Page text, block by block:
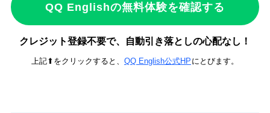
QQ Englishの無料体験を確認する
クレジット登録不要で、自動引き落としの心配なし！
上記⬆をクリックすると、 QQ English公式HP にとびます。